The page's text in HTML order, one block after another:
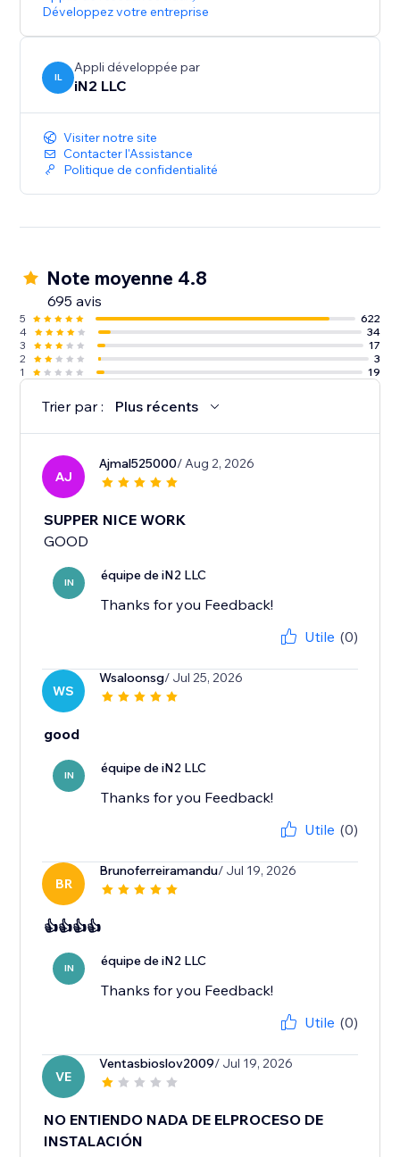
Développez votre entreprise
IL
Appli développée par
iN2 LLC
Visiter notre site
Contacter l'Assistance
Politique de confidentialité
Note moyenne 4.8
695 avis
5
622
4
34
3
17
2
3
1
19
Trier par : Plus récents
AJ
Ajmal525000/ Aug 2, 2026
SUPPER NICE WORK
GOOD
IN équipe de iN2 LLC
Thanks for you Feedback!
Utile (0)
WS
Wsaloonsg/ Jul 25, 2026
good
IN équipe de iN2 LLC
Thanks for you Feedback!
Utile (0)
BR
Brunoferreiramandu/ Jul 19, 2026
👍👍👍👍
IN équipe de iN2 LLC
Thanks for you Feedback!
Utile (0)
VE
Ventasbioslov2009/ Jul 19, 2026
NO ENTIENDO NADA DE ELPROCESO DE
INSTALACIÓN